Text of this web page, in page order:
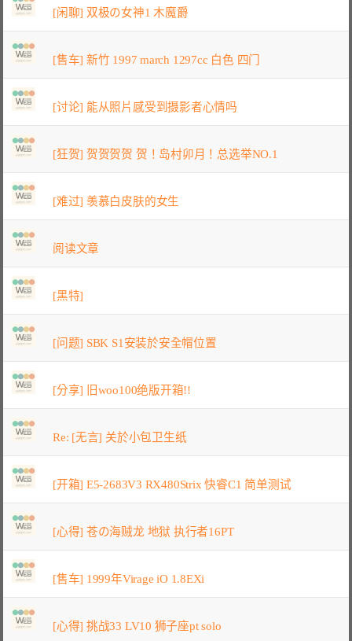
[闲聊] 双极の女神1 木魔爵
[售车] 新竹 1997 march 1297cc 白色 四门
[讨论] 能从照片感受到摄影者心情吗
[狂贺] 贺贺贺贺 贺！岛村卯月！总选举NO.1
[难过] 羡慕白皮肤的女生
阅读文章
[黑特]
[问题] SBK S1安装於安全帽位置
[分享] 旧woo100绝版开箱!!
Re: [无言] 关於小包卫生纸
[开箱] E5-2683V3 RX480Strix 快睿C1 简单测试
[心得] 苍の海贼龙 地狱 执行者16PT
[售车] 1999年Virage iO 1.8EXi
[心得] 挑战33 LV10 狮子座pt solo